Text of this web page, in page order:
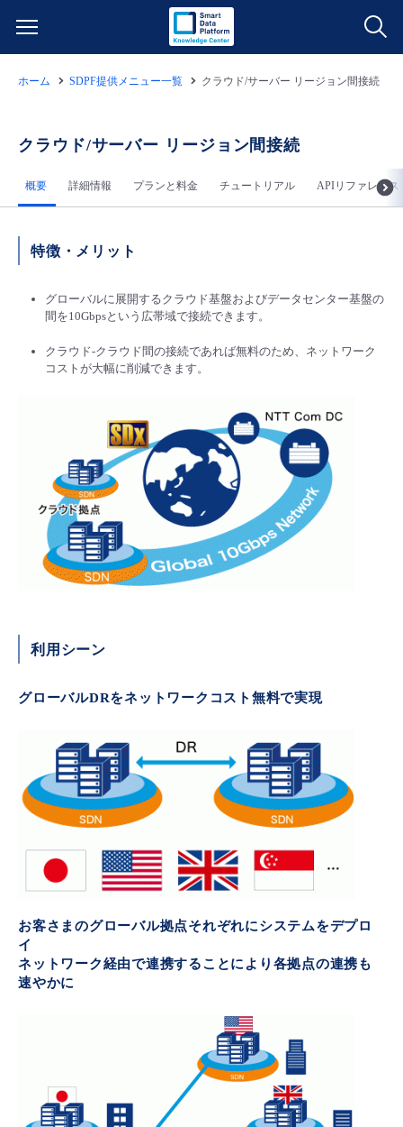
サービス一覧
データ利活用
クラウド/サーバー
ネットワーク
IoT
モニタリング/監査
管理機能
すべてのメニューを見る
よくある質問
データ利活用
クラウド/サーバー
ネットワーク
IoT
サポート
管理機能
すべてのメニューを見る
料金情報
料金シミュレーター
データ利活用
クラウド/サーバー
モニタリング/監査
サポート
ご利用開始ガイド
■ 管理機能
- 管理機能
- 新規お申し込み方法
- 初期設定・確認
- ユーザー機能の管理
- クラウド / サーバー
- Flexible InterConnect
- Flexible Remote Access
- vUTM2
ユースケース
- バックアップ
- データと分析
- IoT
- マルチクラウド利用
- ITインフラストラクチャー
- その他
故障/メンテナンス情報
故障/メンテナンス履歴
メンテナンス予定
定期メンテナンス
販売パートナー向けプログラム
協業パートナー
トレーニング/操作動画
脱炭素化
ホーム SDPF提供メニュー一覧 クラウド/サーバー リージョン間接続
クラウド/サーバー リージョン間接続
概要 詳細情報 プランと料金 チュートリアル APIリファレンス
特徴・メリット
グローバルに展開するクラウド基盤およびデータセンター基盤の
間を10Gbpsという広帯域で接続できます。
クラウド-クラウド間の接続であれば無料のため、ネットワーク
コストが大幅に削減できます。
利用シーン
グローバルDRをネットワークコスト無料で実現
お客さまのグローバル拠点それぞれにシステムをデプロ
イ
ネットワーク経由で連携することにより各拠点の連携も
速やかに